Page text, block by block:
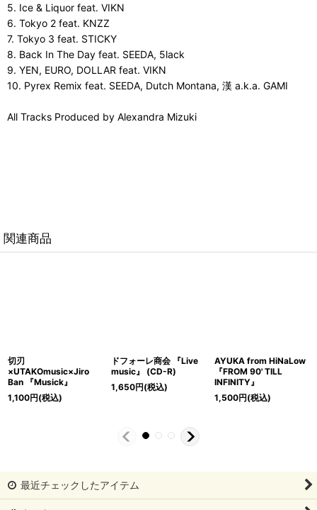
5. Ice & Liquor feat. VIKN
6. Tokyo 2 feat. KNZZ
7. Tokyo 3 feat. STICKY
8. Back In The Day feat. SEEDA, 5lack
9. YEN, EURO, DOLLAR feat. VIKN
10. Pyrex Remix feat. SEEDA, Dutch Montana, 漢 a.k.a. GAMI
All Tracks Produced by Alexandra Mizuki
関連商品
切刃
×UTAKOmusic×Jiro
Ban 『Musick』
1,100円(税込)
ドフォーレ商会 『Live
music』 (CD-R)
1,650円(税込)
AYUKA from HiNaLow
『FROM 90' TILL
INFINITY』
1,500円(税込)
最近チェックしたアイテム